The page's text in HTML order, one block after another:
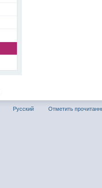
Русский Отметить